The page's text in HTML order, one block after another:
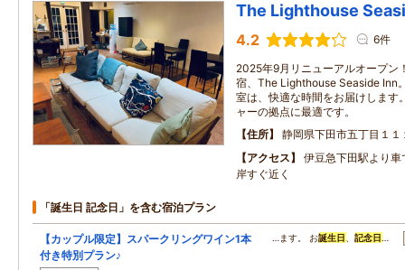
The Lighthouse
4.2 6件
2025年9月リニューアルオープン
宿、The Lighthouse Seaside Inn
室は、快適な時間をお届けします
ャーの拠点に最適です。
住所
静岡県下田市五丁目１１
アクセス
伊豆急下田駅より
岸すぐ近く
「誕生日 記念日」を含む宿泊プラン
【カップル限定】スパークリングワイン1本
付き特別プラン♪
…ます。 お誕生日 、記念日 …